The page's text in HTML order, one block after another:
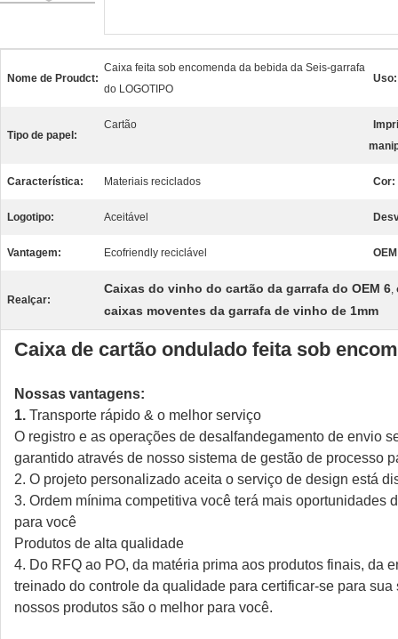
Nome de Proudct:
Caixa feita sob encomenda da bebida da Seis-garrafa
do LOGOTIPO
Uso:
Tipo de papel:
Cartão
Característica: Materiais reciclados Cor:
Logotipo: Aceitável
Vantagem: Ecofriendly reciclável
Realçar:
Caixas do vinho do cartão da garrafa do OEM 6,
caixas moventes da garrafa de vinho de 1mm
Caixa de cartão ondulado feita sob
Nossas vantagens:
1. Transporte rápido & o melhor serviço
O registro e as operações de desalfandegamento de envio
garantido através de nosso sistema de gestão de processo
2. O projeto personalizado aceita o serviço de design está
3. Ordem mínima competitiva você terá mais oportunidades
para você
Produtos de alta qualidade
4. Do RFQ ao PO, da matéria prima aos produtos finais, da
treinado do controle da qualidade para certificar-se para
nossos produtos são o melhor para você.